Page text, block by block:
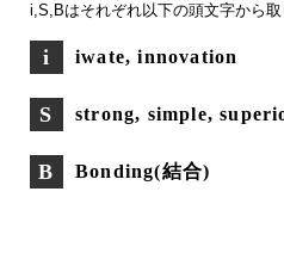
i,S,Bはそれぞれ以下の頭文字から取
iwate, innovation
strong, simple,
Bonding(結合)